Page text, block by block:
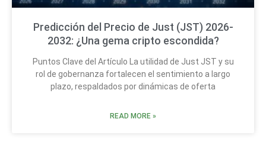
Predicción del Precio de Just (JST) 2026-
2032: ¿Una gema cripto escondida?
Puntos Clave del Artículo La utilidad de Just JST y su
rol de gobernanza fortalecen el sentimiento a largo
plazo, respaldados por dinámicas de oferta
READ MORE »